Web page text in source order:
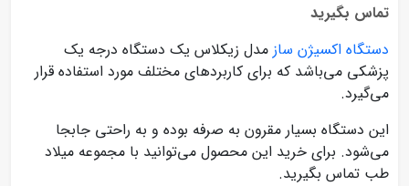
تماس بگیرید
دستگاه اکسیژن ساز مدل زیکلاس یک دستگاه درجه یک
پزشکی می‌باشد که برای کاربردهای مختلف مورد استفاده قرار
می‌گیرد.
این دستگاه بسیار مقرون به صرفه بوده و به راحتی جابجا
می‌شود. برای خرید این محصول می‌توانید با مجموعه میلاد
طب تماس بگیرید.